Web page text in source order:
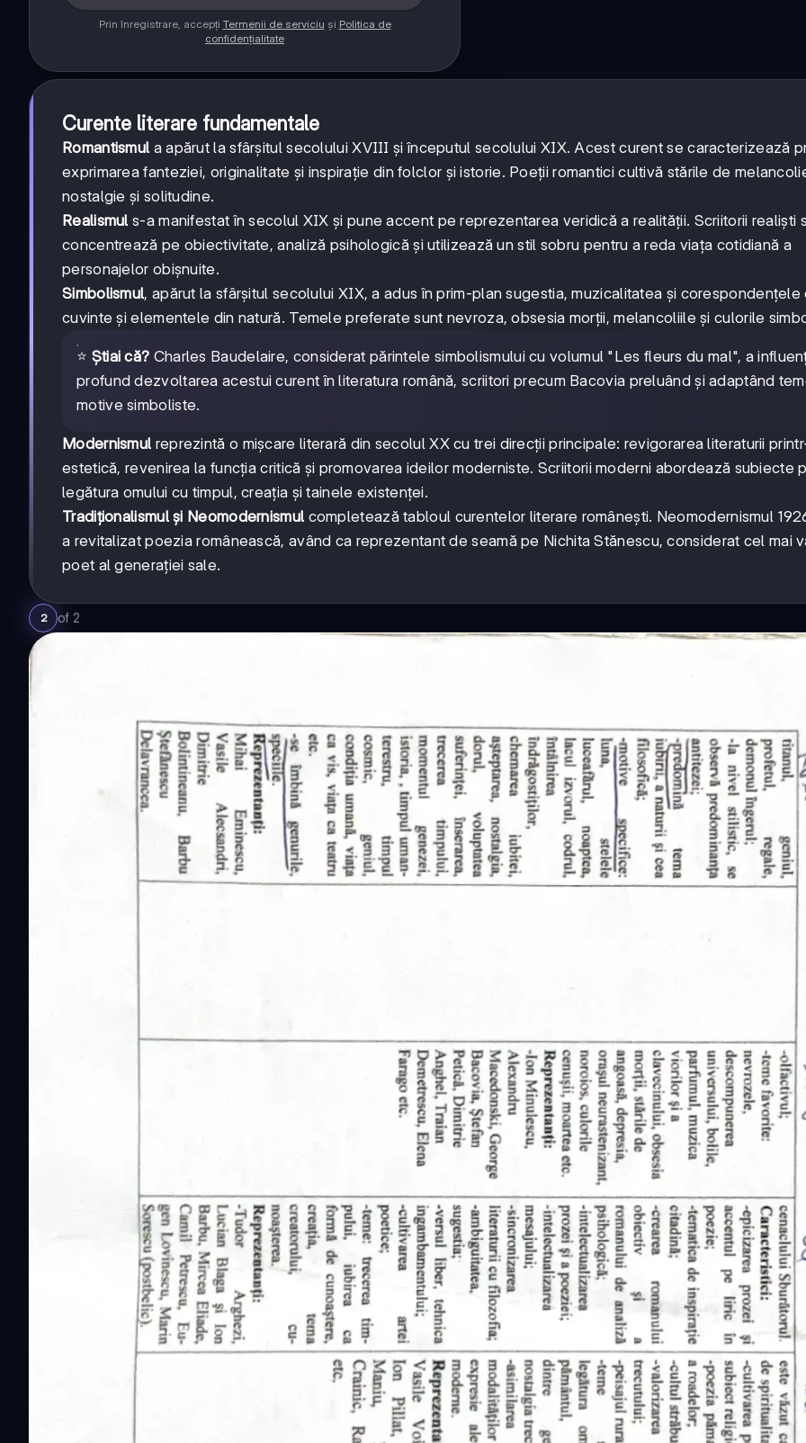
Prin înregistrare, accepți Termenii de serviciu și Politica de
confidențialitate
Curente literare fundamentale
Romantismul a apărut la sfârșitul secolului XVIII și începutul secolului XIX. Acest curent se caracterizează
exprimarea fanteziei, originalitate și inspirație din folclor și istorie. Poeții romantici cultivă stările de
nostalgie și solitudine.
Realismul s-a manifestat în secolul XIX și pune accent pe reprezentarea veridică a realității. Scriitorii realiști
concentrează pe obiectivitate, analiză psihologică și utilizează un stil sobru pentru a reda viața cotidiană a
personajelor obișnuite.
Simbolismul, apărut la sfârșitul secolului XIX, a adus în prim-plan sugestia, muzicalitatea și corespondențele
cuvinte și elementele din natură. Temele preferate sunt nevroza, obsesia morții, melancoliile și culorile
⭐ Știai că? Charles Baudelaire, considerat părintele simbolismului cu volumul "Les fleurs du mal", a
profund dezvoltarea acestui curent în literatura română, scriitori precum Bacovia preluând și adaptând
motive simboliste.
Modernismul reprezintă o mișcare literară din secolul XX cu trei direcții principale: revigorarea literaturii
estetică, revenirea la funcția critică și promovarea ideilor moderniste. Scriitorii moderni abordează subiecte
legătura omului cu timpul, creația și tainele existenței.
Tradiționalismul și Neomodernismul completează tabloul curentelor literare românești. Neomodernismul
a revitalizat poezia românească, având ca reprezentant de seamă pe Nichita Stănescu, considerat cel mai
poet al generației sale.
2 of 2